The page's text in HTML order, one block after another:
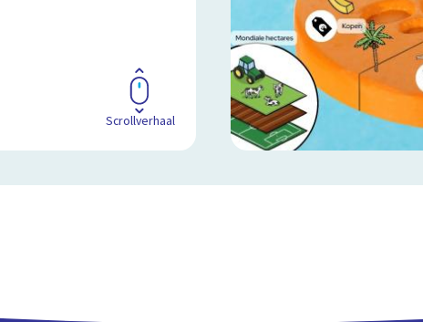
Scrollverhaal